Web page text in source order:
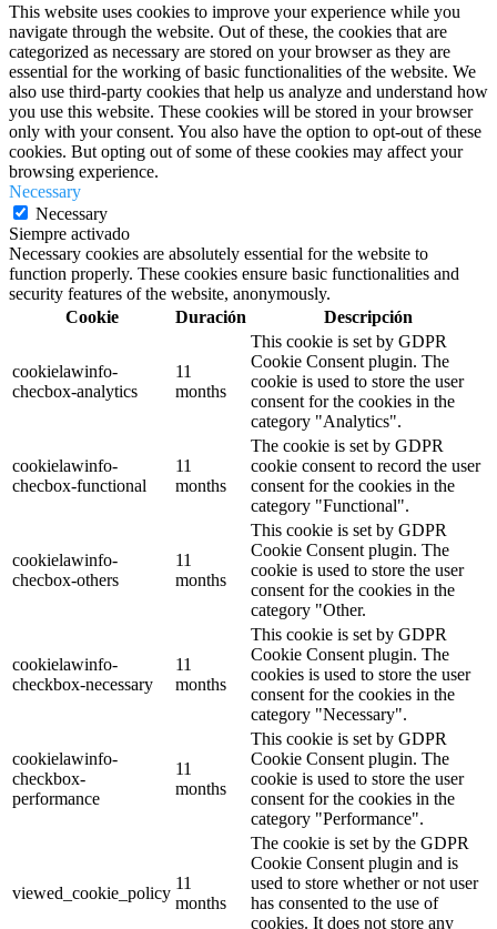
This website uses cookies to improve your experience while you
navigate through the website. Out of these, the cookies that are
categorized as necessary are stored on your browser as they are
essential for the working of basic functionalities of the website. We
also use third-party cookies that help us analyze and understand how
you use this website. These cookies will be stored in your browser
only with your consent. You also have the option to opt-out of these
cookies. But opting out of some of these cookies may affect your
browsing experience.
Necessary
Necessary
Siempre activado
Necessary cookies are absolutely essential for the website to
function properly. These cookies ensure basic functionalities and
security features of the website, anonymously.
Cookie
Duración Descripción
cookielawinfo-
checbox-analytics
11
months
This cookie is set by GDPR
Cookie Consent plugin. The
cookie is used to store the user
consent for the cookies in the
category "Analytics".
cookielawinfo-
checbox-functional
11
months
The cookie is set by GDPR
cookie consent to record the user
consent for the cookies in the
category "Functional".
cookielawinfo-
checbox-others
11
months
This cookie is set by GDPR
Cookie Consent plugin. The
cookie is used to store the user
consent for the cookies in the
category "Other.
cookielawinfo-
checkbox-necessary
11
months
This cookie is set by GDPR
Cookie Consent plugin. The
cookies is used to store the user
consent for the cookies in the
category "Necessary".
cookielawinfo-
checkbox-
performance
11
months
This cookie is set by GDPR
Cookie Consent plugin. The
cookie is used to store the user
consent for the cookies in the
category "Performance".
viewed_cookie_policy
11
months
The cookie is set by the GDPR
Cookie Consent plugin and is
used to store whether or not user
has consented to the use of
cookies. It does not store any